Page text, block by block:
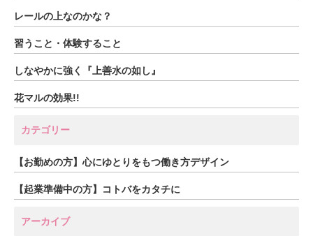
レールの上なのかな？
習うこと・体験すること
しなやかに強く『上善水の如し』
花マルの効果!!
カテゴリー
【お勤めの方】心にゆとりをもつ働き方デザイン
【起業準備中の方】コトバをカタチに
アーカイブ